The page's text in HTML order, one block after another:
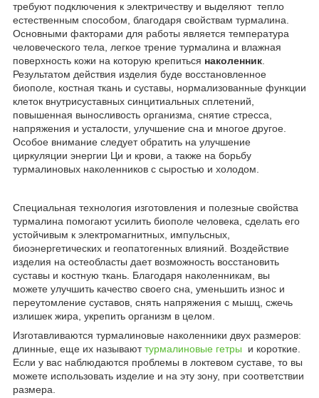
требуют подключения к электричеству и выделяют тепло
естественным способом, благодаря свойствам турмалина.
Основными факторами для работы является температура
человеческого тела, легкое трение турмалина и влажная
поверхность кожи на которую крепиться наколенник.
Результатом действия изделия буде восстановленное
биополе, костная ткань и суставы, нормализованные функции
клеток внутрисуставных синцитиальных сплетений,
повышенная выносливость организма, снятие стресса,
напряжения и усталости, улучшение сна и многое другое.
Особое внимание следует обратить на улучшение
циркуляции энергии Ци и крови, а также на борьбу
турмалиновых наколенников с сыростью и холодом.
Специальная технология изготовления и полезные свойства
турмалина помогают усилить биополе человека, сделать его
устойчивым к электромагнитных, импульсных,
биоэнергетических и геопатогенных влияний. Воздействие
изделия на остеобласты дает возможность восстановить
суставы и костную ткань. Благодаря наколенникам, вы
можете улучшить качество своего сна, уменьшить износ и
переутомление суставов, снять напряжения с мышц, сжечь
излишек жира, укрепить организм в целом.
Изготавливаются турмалиновые наколенники двух размеров:
длинные, еще их называют турмалиновые гетры и короткие.
Если у вас наблюдаются проблемы в локтевом суставе, то вы
можете использовать изделие и на эту зону, при соответствии
размера.